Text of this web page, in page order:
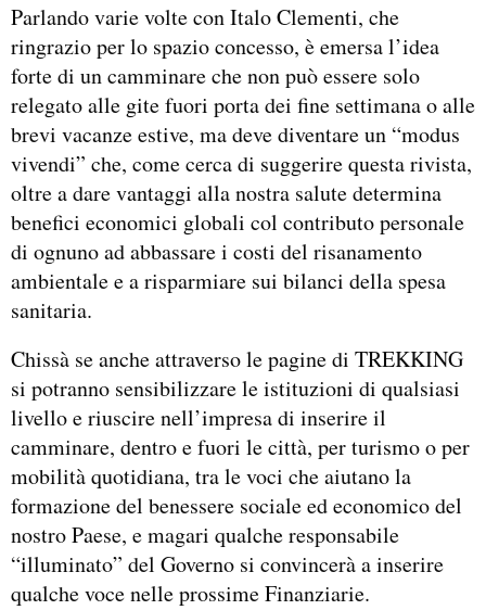
Parlando varie volte con Italo Clementi, che
ringrazio per lo spazio concesso, è emersa l’idea
forte di un camminare che non può essere solo
relegato alle gite fuori porta dei fine settimana o alle
brevi vacanze estive, ma deve diventare un “modus
vivendi” che, come cerca di suggerire questa rivista,
oltre a dare vantaggi alla nostra salute determina
benefici economici globali col contributo personale
di ognuno ad abbassare i costi del risanamento
ambientale e a risparmiare sui bilanci della spesa
sanitaria.
Chissà se anche attraverso le pagine di TREKKING
si potranno sensibilizzare le istituzioni di qualsiasi
livello e riuscire nell’impresa di inserire il
camminare, dentro e fuori le città, per turismo o per
mobilità quotidiana, tra le voci che aiutano la
formazione del benessere sociale ed economico del
nostro Paese, e magari qualche responsabile
“illuminato” del Governo si convincerà a inserire
qualche voce nelle prossime Finanziarie.